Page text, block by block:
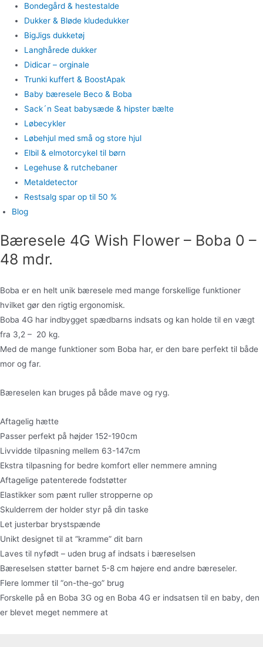
Bondegård & hestestalde
Dukker & Bløde kludedukker
BigJigs dukketøj
Langhårede dukker
Didicar – orginale
Trunki kuffert & BoostApak
Baby bæresele Beco & Boba
Sack´n Seat babysæde & hipster bælte
Løbecykler
Løbehjul med små og store hjul
Elbil & elmotorcykel til børn
Legehuse & rutchebaner
Metaldetector
Restsalg spar op til 50 %
Blog
Bæresele 4G Wish Flower – Boba 0 –
48 mdr.
Boba er en helt unik bæresele med mange forskellige funktioner
hvilket gør den rigtig ergonomisk.
Boba 4G har indbygget spædbarns indsats og kan holde til en vægt
fra 3,2 – 20 kg.
Med de mange funktioner som Boba har, er den bare perfekt til både
mor og far.
Bæreselen kan bruges på både mave og ryg.
Aftagelig hætte
Passer perfekt på højder 152-190cm
Livvidde tilpasning mellem 63-147cm
Ekstra tilpasning for bedre komfort eller nemmere amning
Aftagelige patenterede fodstøtter
Elastikker som pænt ruller stropperne op
Skulderrem der holder styr på din taske
Let justerbar brystspænde
Unikt designet til at “kramme” dit barn
Laves til nyfødt – uden brug af indsats i bæreselsen
Bæreselsen støtter barnet 5-8 cm højere end andre bæreseler.
Flere lommer til “on-the-go” brug
Forskelle på en Boba 3G og en Boba 4G er indsatsen til en baby, den
er blevet meget nemmere at